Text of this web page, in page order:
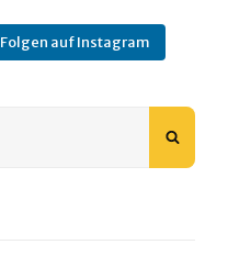
Folgen auf Instagram